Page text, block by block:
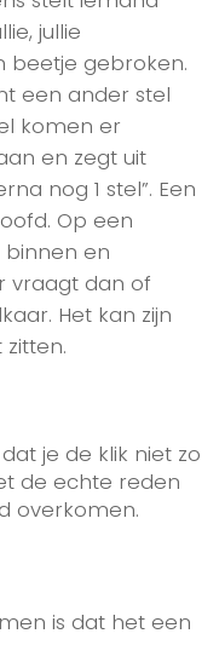
jullie
beetje gebroken.
een ander stel
komen er
en zegt uit
nog 1 stel”. Een
Op een
en
vraagt dan of
Het kan zijn
je de klik niet zo
de echte reden
overkomen.
is dat het een